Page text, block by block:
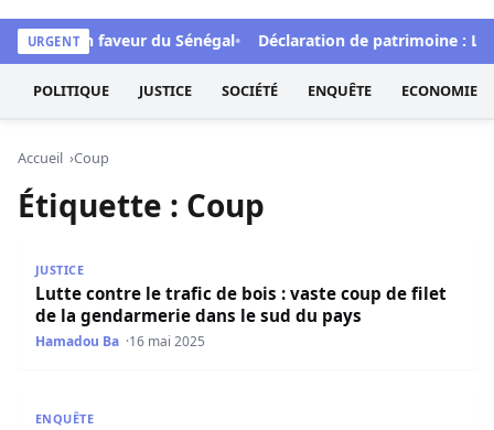
Kéwoulo, le premier site d'information et d'investigation
URGENT
FCFA en faveur du Sénégal Déclaration de patrimoine :
POLITIQUE JUSTICE SOCIÉTÉ ENQUÊTE ECONOMIE
Accueil Coup
Étiquette : Coup
JUSTICE
Lutte contre le trafic de bois : vaste coup de filet
de la gendarmerie dans le sud du pays
Hamadou Ba 16 mai 2025
ENQUÊTE